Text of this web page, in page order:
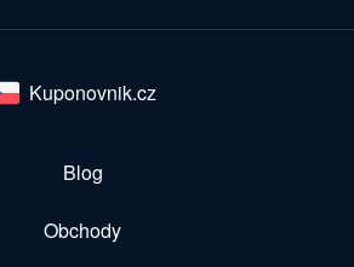
Kuponovnik.cz
Blog
Obchody